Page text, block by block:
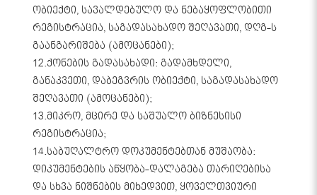
ობიექტი, სავალდებულო და ნებაყოფლობითი
რეგისტრაცია, საგადასახადო შეღავათი, დღგ-ს
გაანგარიშება (ამოცანები);
12.ქონების გადასახადი: გადამხდელი,
განაკვეთი, დაბეგვრის ობიექტი, საგადასახადო
შეღავათი (ამოცანები);
13.მიკრო, მცირე და საშუალო ბიზნესისი
რეგისტრაცია;
14.საბუღალტრო დოკუმენტებთან მუშაობა:
დიკუმენტების აწყობა-დალაგება თარიღებისა
და სხვა ნიშნების მიხედვით, ყოველთვიური